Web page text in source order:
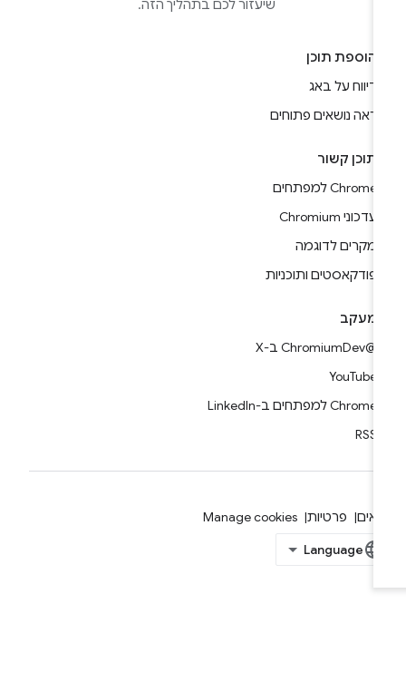
שיעזור לכם בתהליך הזה.
הוספת תוכן
דיווח על באג
ראה נושאים פתוחים
תוכן קשור
Chrome למפתחים
עדכוני Chromium
מקרים לדוגמה
פודקאסטים ותוכניות
מעקב
YouTube
Chrome למפתחים ב-LinkedIn
פרטיות Manage cookies